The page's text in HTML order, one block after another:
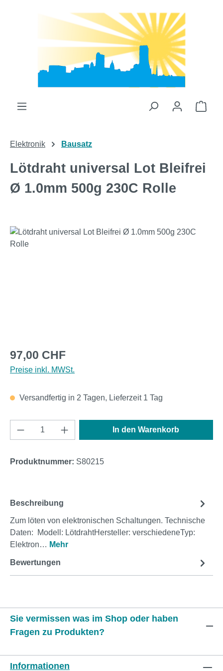
Zum Hauptinhalt springen
Elektronik Bausatz
Lötdraht universal Lot Bleifrei
Ø 1.0mm 500g 230C Rolle
Bildergalerie überspringen
Regulärer Preis:
97,00 CHF
Preise inkl. MWSt.
Versandfertig in 2 Tagen, Lieferzeit 1 Tag
Produkt Anzahl: Gib den gewünschten
In den Warenkorb
Produktnummer: S80215
Beschreibung
Zum löten von elektronischen Schaltungen. Technische
Daten: Modell: LötdrahtHersteller: verschiedeneTyp:
Elektron… Mehr
Bewertungen
Sie vermissen was im Shop oder haben
Fragen zu Produkten?
Informationen